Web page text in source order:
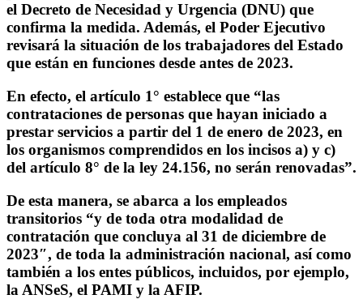
el Decreto de Necesidad y Urgencia (DNU) que
confirma la medida. Además, el Poder Ejecutivo
revisará la situación de los trabajadores del Estado
que están en funciones desde antes de 2023.
En efecto, el artículo 1° establece que “las
contrataciones de personas que hayan iniciado a
prestar servicios a partir del 1 de enero de 2023, en
los organismos comprendidos en los incisos a) y c)
del artículo 8° de la ley 24.156, no serán renovadas”.
De esta manera, se abarca a los empleados
transitorios “y de toda otra modalidad de
contratación que concluya al 31 de diciembre de
2023″, de toda la administración nacional, así como
también a los entes públicos, incluidos, por ejemplo,
la ANSeS, el PAMI y la AFIP.